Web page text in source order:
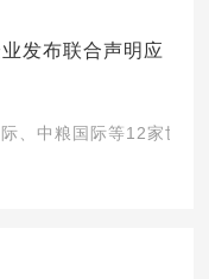
发布联合声明应
、中粮国际等12家世